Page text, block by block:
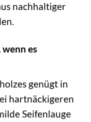
nachhaltiger
es
genügt in
hartnäckigeren
Seifenlauge